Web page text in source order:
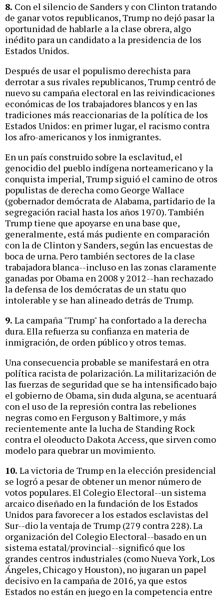
8. Con el silencio de Sanders y con Clinton tratando
de ganar votos republicanos, Trump no dejó pasar la
oportunidad de hablarle a la clase obrera, algo
inédito para un candidato a la presidencia de los
Estados Unidos.
Después de usar el populismo derechista para
derrotar a sus rivales republicanos, Trump centró de
nuevo su campaña electoral en las reivindicaciones
económicas de los trabajadores blancos y en las
tradiciones más reaccionarias de la política de los
Estados Unidos: en primer lugar, el racismo contra
los afro-americanos y los inmigrantes.
En un país construido sobre la esclavitud, el
genocidio del pueblo indígena norteamericano y la
conquista imperial, Trump siguió el camino de otros
populistas de derecha como George Wallace
(gobernador demócrata de Alabama, partidario de la
segregación racial hasta los años 1970). También
Trump tiene que apoyarse en una base que,
generalmente, está más pudiente en comparación
con la de Clinton y Sanders, según las encuestas de
boca de urna. Pero también sectores de la clase
trabajadora blanca--incluso en las zonas claramente
ganadas por Obama en 2008 y 2012--han rechazado
la defensa de los demócratas de un statu quo
intolerable y se han alineado detrás de Trump.
9. La campaña "Trump" ha confortado a la derecha
dura. Ella refuerza su confianza en materia de
inmigración, de orden público y otros temas.
Una consecuencia probable se manifestará en otra
política racista de polarización. La militarización de
las fuerzas de seguridad que se ha intensificado bajo
el gobierno de Obama, sin duda alguna, se acentuará
con el uso de la represión contra las rebeliones
negras como en Ferguson y Baltimore, y más
recientemente ante la lucha de Standing Rock
contra el oleoducto Dakota Access, que sirven como
modelo para quebrar un movimiento.
10. La victoria de Trump en la elección presidencial
se logró a pesar de obtener un menor número de
votos populares. El Colegio Electoral--un sistema
arcaico diseñado en la fundación de los Estados
Unidos para favorecer a los estados esclavistas del
Sur--dio la ventaja de Trump (279 contra 228). La
organización del Colegio Electoral--basado en un
sistema estatal/provincial--significó que los
grandes centros industriales (como Nueva York, Los
Ángeles, Chicago y Houston), no jugaran un papel
decisivo en la campaña de 2016, ya que estos
Estados no están en juego en la competencia entre